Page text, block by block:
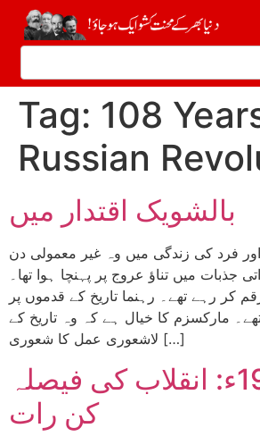
Tag: 108
Russian
بالشویک اقتدار میں
فرد کی زندگی میں وہ غیر معمولی دن
جذبات میں تناؤ عروج پر پہنچا ہوا تھا۔
کر رہے تھے۔ رہنما تاریخ کے قدموں پر
مارکسزم کا خیال ہے کہ وہ تاریخ کے
لاشعوری عمل کا شعوری […]
نومبر 1917ء: انقلاب کی فیصلہ
کن رات